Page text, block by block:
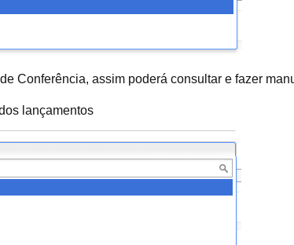
Conferência, assim poderá consultar e fazer
lançamentos